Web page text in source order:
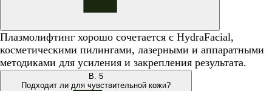
Плазмолифтинг хорошо сочетается с HydraFacial,
косметическими пилингами, лазерными и аппаратными
методиками для усиления и закрепления результата.
В. 5
Подходит ли для чувствительной кожи?